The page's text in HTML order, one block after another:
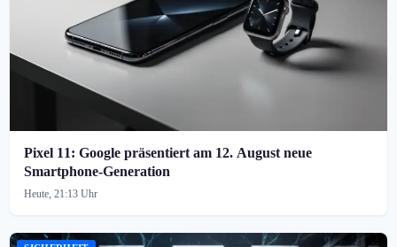
Pixel 11: Google präsentiert am 12. August neue
Smartphone-Generation
Heute, 21:13 Uhr